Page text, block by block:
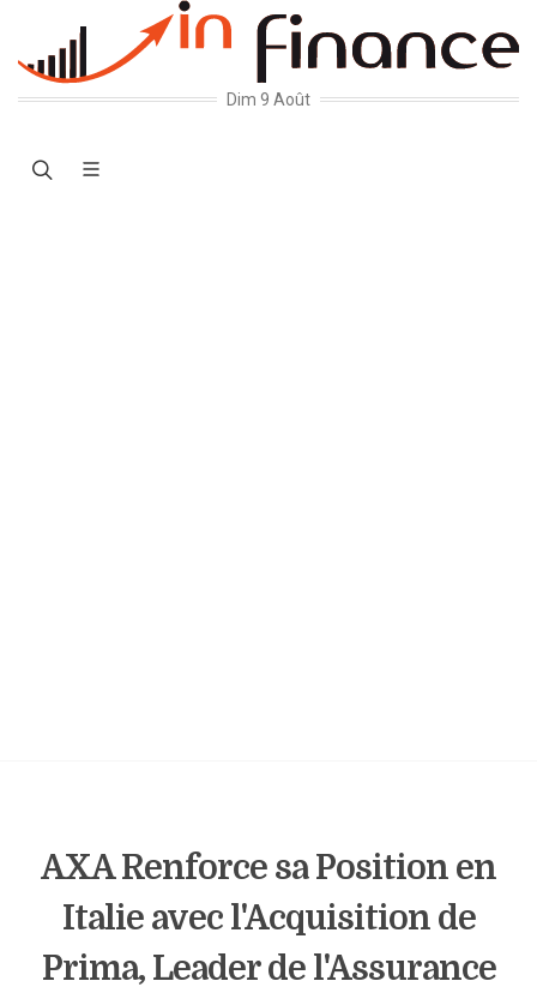
Dim 9 Août
AXA Renforce sa Position en
Italie avec l'Acquisition de
Prima, Leader de l'Assurance